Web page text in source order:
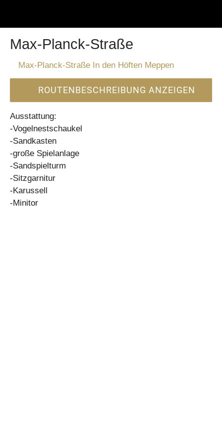
Max-Planck-Straße
Max-Planck-Straße In den Höften Meppen
ROUTENBESCHREIBUNG ANZEIGEN
Ausstattung:
-Vogelnestschaukel
-Sandkasten
-große Spielanlage
-Sandspielturm
-Sitzgarnitur
-Karussell
-Minitor